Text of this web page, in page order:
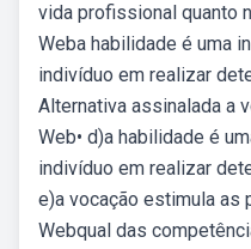
vida profissional quanto
Weba habilidade é uma
indivíduo em realizar
Alternativa assinalada a
Web• d)a habilidade é
indivíduo em realizar
e)a vocação estimula as
Webqual das